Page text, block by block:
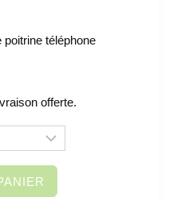
téléphone
offerte.